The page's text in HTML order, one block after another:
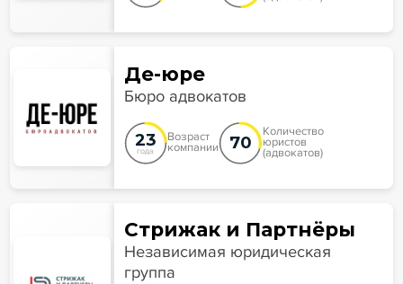
Де-юре
Бюро адвокатов
23
года
Возраст
компании 70
Количество
юристов
(адвокатов)
Стрижак и Партнёры
Независимая юридическая
группа